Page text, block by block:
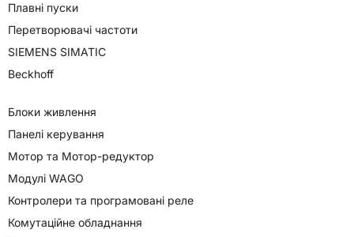
Плавні пуски
Перетворювачі частоти
SIEMENS SIMATIC
Beckhoff
Блоки живлення
Панелі керування
Мотор та Мотор-редуктор
Модулі WAGO
Контролери та програмовані реле
Комутаційне обладнання